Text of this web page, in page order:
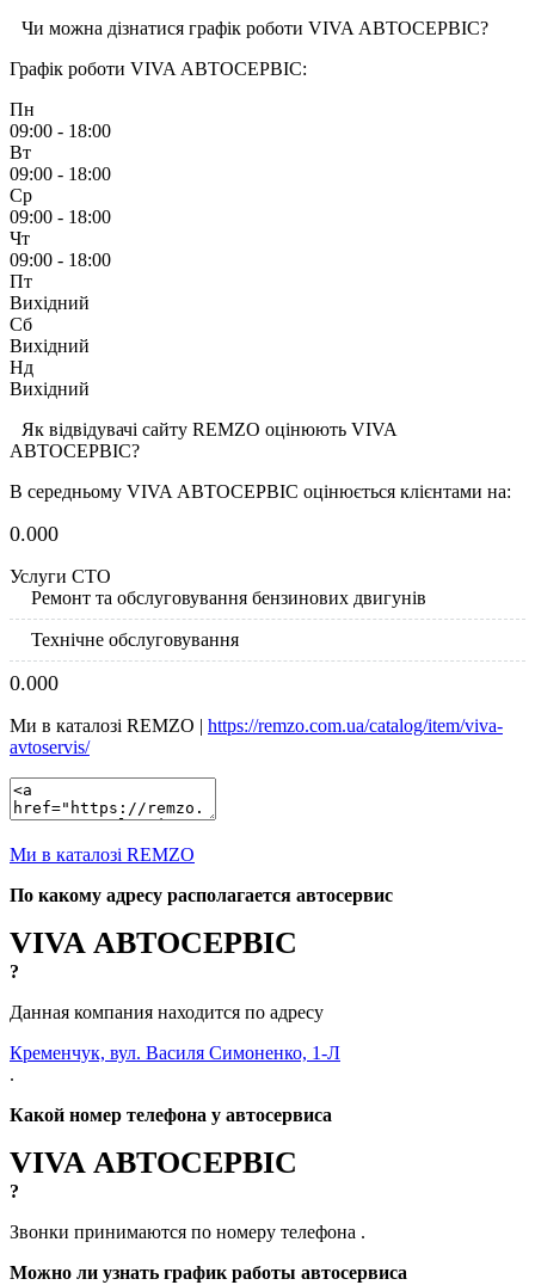
Чи можна дізнатися графік роботи VIVA АВТОСЕРВІС?
Графік роботи VIVA АВТОСЕРВІС:
Пн
09:00 - 18:00
Вт
09:00 - 18:00
Ср
09:00 - 18:00
Чт
09:00 - 18:00
Пт
Вихідний
Сб
Вихідний
Нд
Вихідний
Як відвідувачі сайту REMZO оцінюють VIVA
АВТОСЕРВІС?
В середньому VIVA АВТОСЕРВІС оцінюється клієнтами на:
0.000
Услуги СТО
Ремонт та обслуговування бензинових двигунів
Технічне обслуговування
0.000
Ми в каталозі REMZO | https://remzo.com.ua/catalog/item/viva-
avtoservis/
Ми в каталозі REMZO
По какому адресу располагается автосервис
VIVA АВТОСЕРВІС
?
Данная компания находится по адресу
Кременчук, вул. Василя Симоненко, 1-Л
.
Какой номер телефона у автосервиса
VIVA АВТОСЕРВІС
?
Звонки принимаются по номеру телефона .
Можно ли узнать график работы автосервиса